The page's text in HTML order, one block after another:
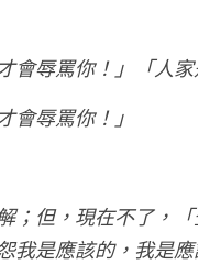
會辱罵你！」「人
會辱罵你！」
；但，現在不了，
我是應該的，我是